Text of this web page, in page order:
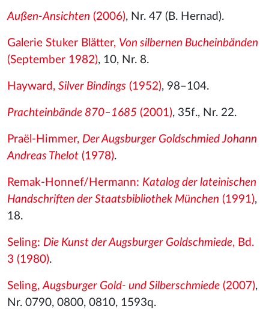
Außen-Ansichten (2006), Nr. 47 (B. Hernad).
Galerie Stuker Blätter, Von silbernen Bucheinbänden
(September 1982), 10, Nr. 8.
Hayward, Silver Bindings (1952), 98–104.
Prachteinbände 870–1685 (2001), 35f., Nr. 22.
Praël-Himmer, Der Augsburger Goldschmied Johann
Andreas Thelot (1978).
Remak-Honnef/Hermann: Katalog der lateinischen
Handschriften der Staatsbibliothek München (1991),
18.
Seling: Die Kunst der Augsburger Goldschmiede, Bd.
3 (1980).
Seling,Augsburger Gold- und Silberschmiede (2007),
Nr. 0790, 0800, 0810, 1593q.